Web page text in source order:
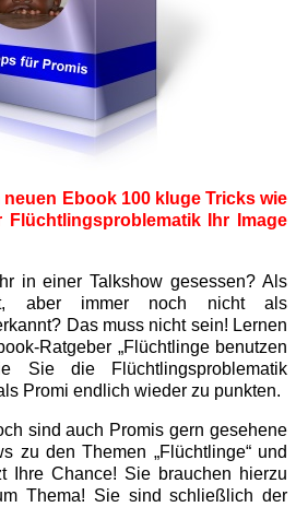
Ebook 100 kluge Tricks wie
Ihr Image
in einer Talkshow gesessen? Als
aber immer noch nicht als
Das muss nicht sein! Lernen
Ratgeber „Flüchtlinge benutzen
Sie die Flüchtlingsproblematik
Promi endlich wieder zu punkten.
sind auch Promis gern gesehene
zu den Themen „Flüchtlinge“ und
Ihre Chance! Sie brauchen hierzu
Thema! Sie sind schließlich der